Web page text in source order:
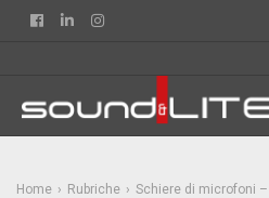
FacebookLinkedin
Home Rubriche Schiere di microfoni